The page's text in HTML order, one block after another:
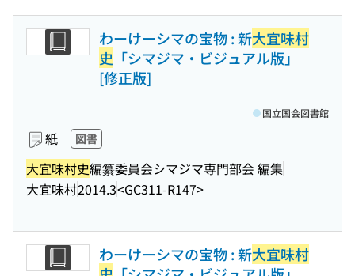
わーけーシマの宝物 : 新大宜味村
史 「シマジマ・ビジュアル版」
[修正版]
紙 図書
大宜味村史編纂委員会シマジマ専門部会 編集
大宜味村2014.3<GC311-R147>
国立国会図書館
わーけーシマの宝物 : 新大宜味村